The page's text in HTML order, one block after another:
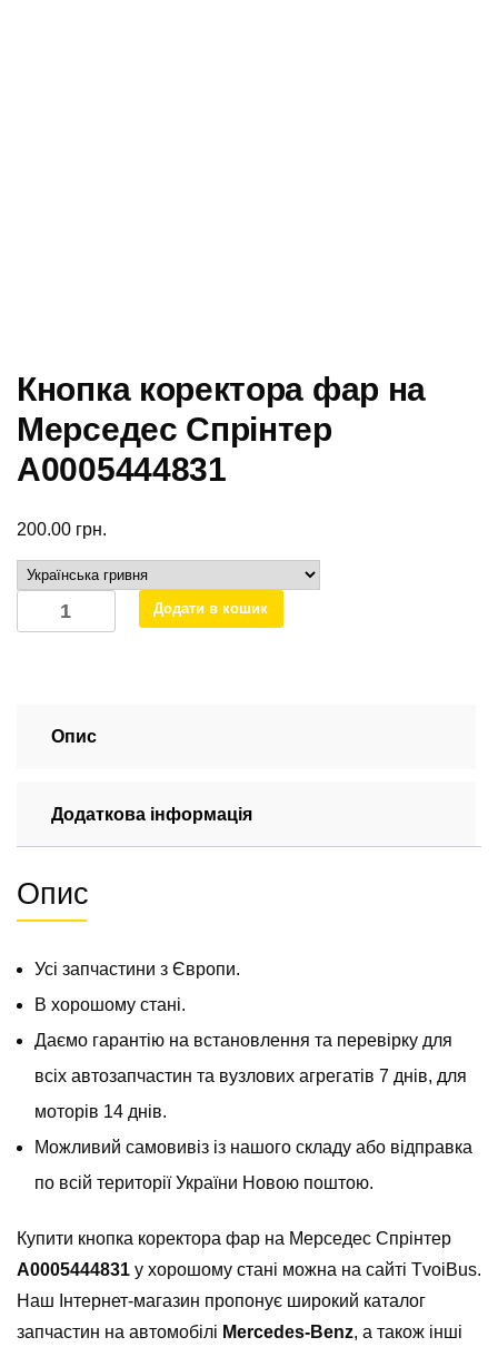
Кнопка коректора фар на
Мерседес Спрінтер
A0005444831
200.00 грн.
Кнопка
коректора
Спрінтер
Додати в кошик
Опис
Додаткова інформація
Опис
Усі запчастини з Європи.
В хорошому стані.
Даємо гарантію на встановлення та перевірку для
всіх автозапчастин та вузлових агрегатів 7 днів, для
моторів 14 днів.
Можливий самовивіз із нашого складу або відправка
по всій території України Новою поштою.
Купити кнопка коректора фар на Мерседес Спрінтер
A0005444831 у хорошому стані можна на сайті TvoiBus.
Наш Інтернет-магазин пропонує широкий каталог
запчастин на автомобілі Mercedes-Benz, а також інші